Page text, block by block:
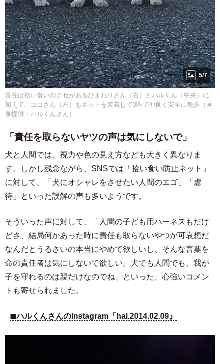
5/7
現在は拾い食いのクセがあるひまわりさん（右）とハルくん（中央）に
加えて、ココさん（左）もネットを装着して3匹で仲良く安全に散歩（画
像提供：ハルくんさん）
「責任を取らないヤツの声は気にしないで」
犬と人間では、視力や色の見え方なども大きく異なりま
す。しかし残念ながら、SNSでは「拾い食い防止ネット」
に対して、「犬にオシャレをさせたい人間のエゴ」「虐
待」といった誤解の声も多いようです。
そういった声に対して、「人間の子ども用ハーネスもだけ
どさ、結局何かあった時に責任も取らないやつが可哀想だ
なんだとうるさいの本当にやめて欲しいし、そんな言葉を
命の責任者は気にしないで欲しい。犬でも人間でも、我が
子を守れるのは親だけなのでね」といった、心強いコメン
トも寄せられました。
◼︎ハルくんさんのInstagram「hal.2014.02.09』